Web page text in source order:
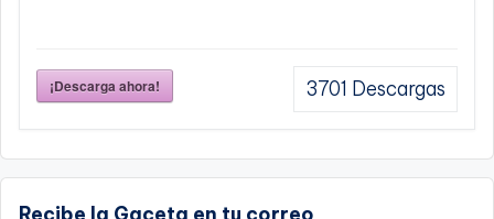
¡Descarga ahora! 3701 Descargas